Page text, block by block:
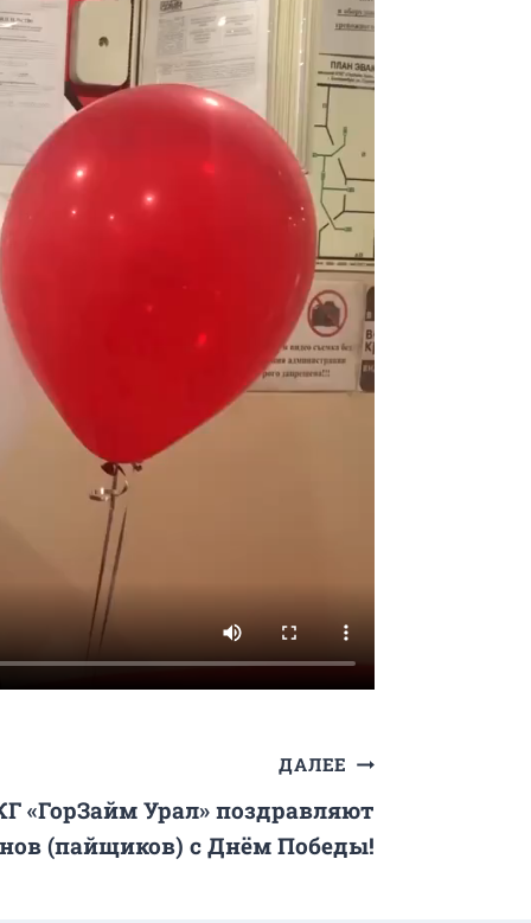
ДАЛЕЕ
«ГорЗайм Урал» поздравляют
(пайщиков) с Днём Победы!